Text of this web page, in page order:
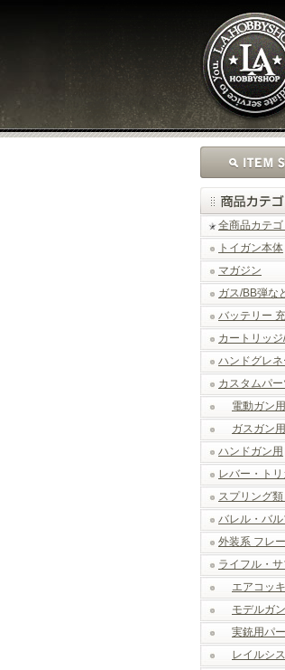
全商品カテ
トイガン本体
マガジン
ガス/BB弾な
バッテリー
カートリッ
ハンドグレ
カスタムパー
電動ガン
ガスガン
ハンドガン用
レバー・ト
スプリング
バレル・バ
外装系 フレ
ライフル・
エアコッ
モデルガ
実銃用パ
レイルシ